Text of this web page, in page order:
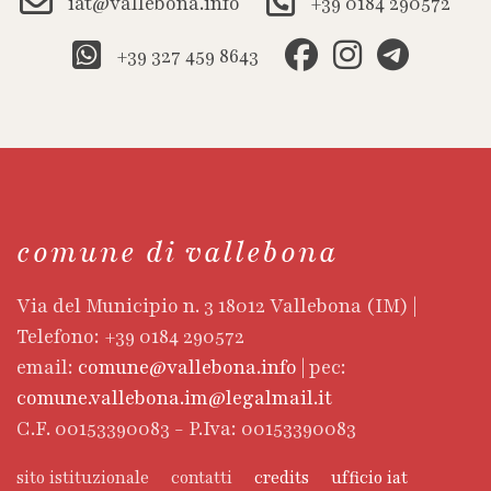
+39 327 459 8643
comune di vallebona
Via del Municipio n. 3 18012 Vallebona (IM) |
Telefono: +39 0184 290572
email: comune@vallebona.info | pec:
comune.vallebona.im@legalmail.it
C.F. 00153390083 - P.Iva: 00153390083
sito istituzionale contatti credits ufficio iat